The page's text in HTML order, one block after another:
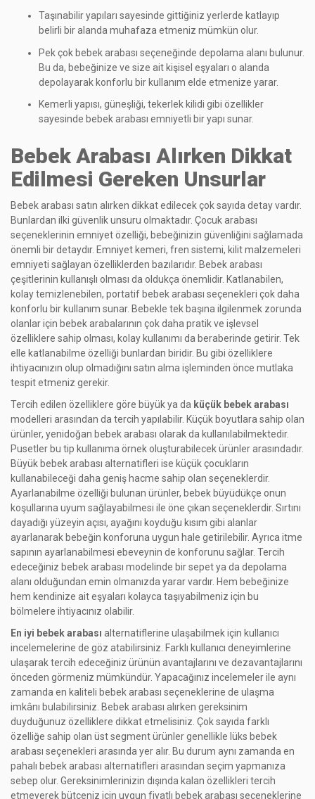
Taşınabilir yapıları sayesinde gittiğiniz yerlerde katlayıp
belirli bir alanda muhafaza etmeniz mümkün olur.
Pek çok bebek arabası seçeneğinde depolama alanı bulunur.
Bu da, bebeğinize ve size ait kişisel eşyaları o alanda
depolayarak konforlu bir kullanım elde etmenize yarar.
Kemerli yapısı, güneşliği, tekerlek kilidi gibi özellikler
sayesinde bebek arabası emniyetli bir yapı sunar.
Bebek Arabası Alırken Dikkat
Edilmesi Gereken Unsurlar
Bebek arabası satın alırken dikkat edilecek çok sayıda detay vardır.
Bunlardan ilki güvenlik unsuru olmaktadır. Çocuk arabası
seçeneklerinin emniyet özelliği, bebeğinizin güvenliğini sağlamada
önemli bir detaydır. Emniyet kemeri, fren sistemi, kilit malzemeleri
emniyeti sağlayan özelliklerden bazılarıdır. Bebek arabası
çeşitlerinin kullanışlı olması da oldukça önemlidir. Katlanabilen,
kolay temizlenebilen, portatif bebek arabası seçenekleri çok daha
konforlu bir kullanım sunar. Bebekle tek başına ilgilenmek zorunda
olanlar için bebek arabalarının çok daha pratik ve işlevsel
özelliklere sahip olması, kolay kullanımı da beraberinde getirir. Tek
elle katlanabilme özelliği bunlardan biridir. Bu gibi özelliklere
ihtiyacınızın olup olmadığını satın alma işleminden önce mutlaka
tespit etmeniz gerekir.
Tercih edilen özelliklere göre büyük ya da küçük bebek arabası
modelleri arasından da tercih yapılabilir. Küçük boyutlara sahip olan
ürünler, yenidoğan bebek arabası olarak da kullanılabilmektedir.
Pusetler bu tip kullanıma örnek oluşturabilecek ürünler arasındadır.
Büyük bebek arabası alternatifleri ise küçük çocukların
kullanabileceği daha geniş hacme sahip olan seçeneklerdir.
Ayarlanabilme özelliği bulunan ürünler, bebek büyüdükçe onun
koşullarına uyum sağlayabilmesi ile öne çıkan seçeneklerdir. Sırtını
dayadığı yüzeyin açısı, ayağını koyduğu kısım gibi alanlar
ayarlanarak bebeğin konforuna uygun hale getirilebilir. Ayrıca itme
sapının ayarlanabilmesi ebeveynin de konforunu sağlar. Tercih
edeceğiniz bebek arabası modelinde bir sepet ya da depolama
alanı olduğundan emin olmanızda yarar vardır. Hem bebeğinize
hem kendinize ait eşyaları kolayca taşıyabilmeniz için bu
bölmelere ihtiyacınız olabilir.
En iyi bebek arabası alternatiflerine ulaşabilmek için kullanıcı
incelemelerine de göz atabilirsiniz. Farklı kullanıcı deneyimlerine
ulaşarak tercih edeceğiniz ürünün avantajlarını ve dezavantajlarını
önceden görmeniz mümkündür. Yapacağınız incelemeler ile aynı
zamanda en kaliteli bebek arabası seçeneklerine de ulaşma
imkânı bulabilirsiniz. Bebek arabası alırken gereksinim
duyduğunuz özelliklere dikkat etmelisiniz. Çok sayıda farklı
özelliğe sahip olan üst segment ürünler genellikle lüks bebek
arabası seçenekleri arasında yer alır. Bu durum aynı zamanda en
pahalı bebek arabası alternatifleri arasından seçim yapmanıza
sebep olur. Gereksinimlerinizin dışında kalan özellikleri tercih
etmeyerek bütçeniz için uygun fiyatlı bebek arabası seçeneklerine